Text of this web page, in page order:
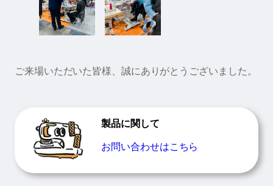
ご来場いただいた皆様、誠にありがとうございました。
製品に関して
お問い合わせはこちら